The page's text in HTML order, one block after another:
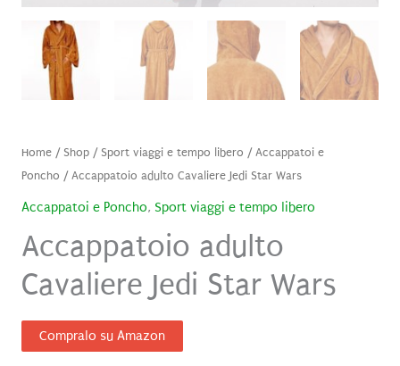
Home/ Shop/ Sport viaggi e tempo libero /Accappatoi e
Poncho / Accappatoio adulto Cavaliere Jedi Star Wars
Accappatoi e Poncho, Sport viaggi e tempo libero
Accappatoio adulto
Cavaliere Jedi Star Wars
Compralo su Amazon